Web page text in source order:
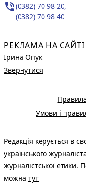
phone_in_talk(0382) 70 98 20,
(0382) 70 98 40
РЕКЛАМА НА САЙТІ
Ірина Опук
Звернутися
Умови і
Редакція керується в
українського
журналістської етики.
можна тут